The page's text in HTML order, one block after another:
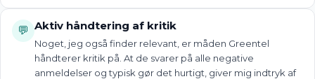
💬 Aktiv håndtering af kritik
Noget, jeg også finder relevant, er måden Greentel
håndterer kritik på. At de svarer på alle negative
anmeldelser og typisk gør det hurtigt, giver mig indtryk af